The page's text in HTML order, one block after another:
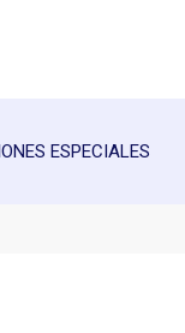
ESPECIALES